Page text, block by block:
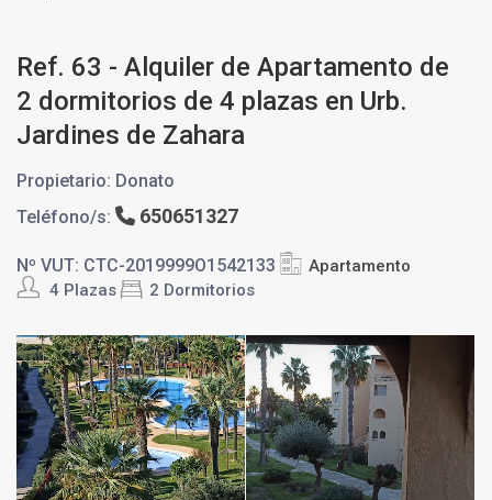
Ref. 63 - Alquiler de Apartamento de
2 dormitorios de 4 plazas en Urb.
Jardines de Zahara
Propietario: Donato
Teléfono/s:
650651327
Nº VUT: CTC-2019999O1542133
Apartamento
4 Plazas
2 Dormitorios